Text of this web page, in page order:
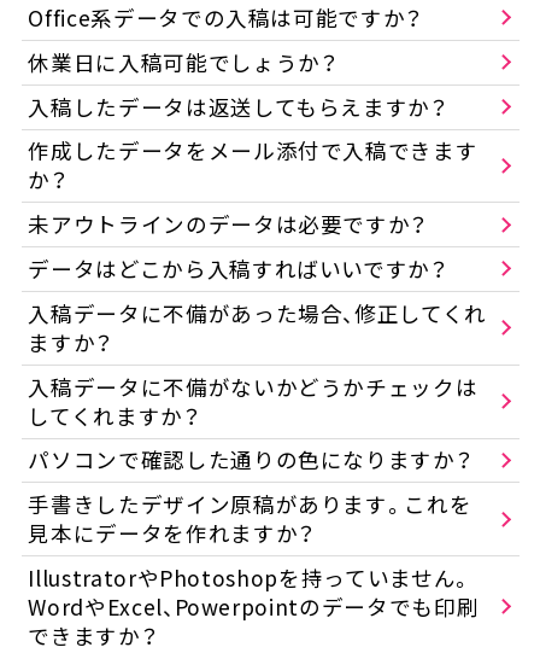
Office系データでの入稿は可能ですか？
休業日に入稿可能でしょうか？
入稿したデータは返送してもらえますか？
作成したデータをメール添付で入稿できます
か？
未アウトラインのデータは必要ですか？
データはどこから入稿すればいいですか？
入稿データに不備があった場合、修正してくれ
ますか？
入稿データに不備がないかどうかチェックは
してくれますか？
パソコンで確認した通りの色になりますか？
手書きしたデザイン原稿があります。これを
見本にデータを作れますか？
IllustratorやPhotoshopを持っていません。
WordやExcel、Powerpointのデータでも印刷
できますか？